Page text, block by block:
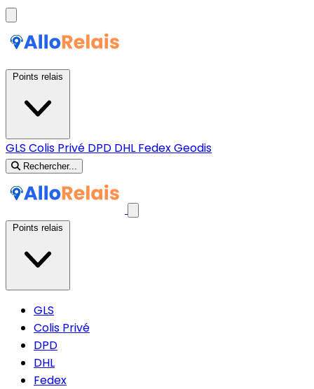
GLS Colis Privé DPD DHL FedexGeodis
Rechercher...
GLS
Colis Privé
DPD
DHL
Fedex